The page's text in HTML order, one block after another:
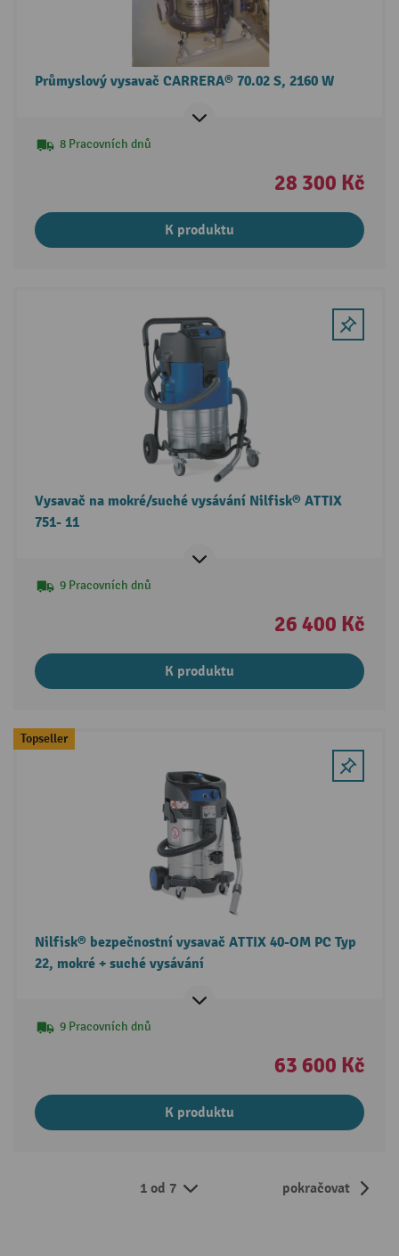
Průmyslový vysavač CARRERA® 70.02 S, 2160 W
8 Pracovních dnů
28 300 Kč
K produktu
Vysavač na mokré/suché vysávání Nilfisk® ATTIX
751- 11
9 Pracovních dnů
26 400 Kč
K produktu
Topseller
Nilfisk® bezpečnostní vysavač ATTIX 40-OM PC Typ
22, mokré + suché vysávání
9 Pracovních dnů
63 600 Kč
K produktu
1 od 7 pokračovat